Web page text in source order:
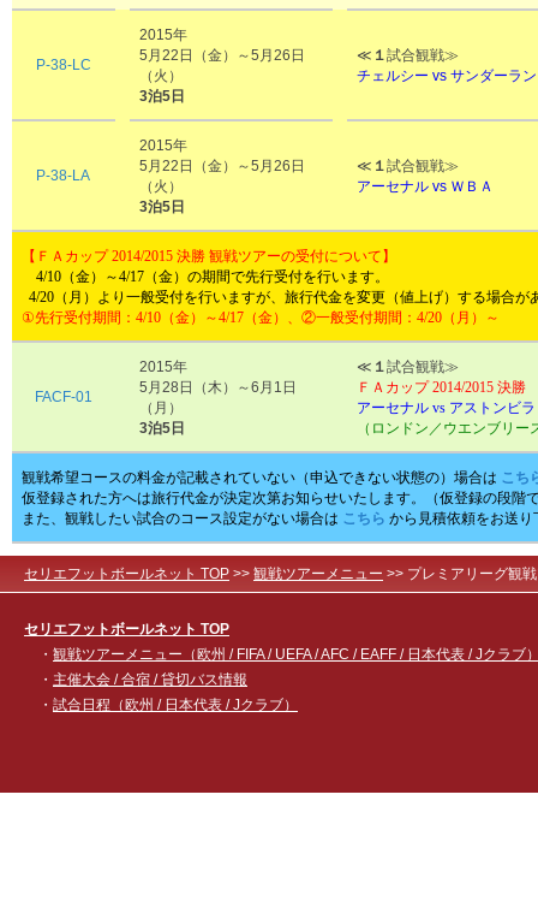
P-38-LC
2015年
5月22日（金）～5月26日
（火）
3泊5日
≪ １試合観戦≫
チェルシー vs サンダーラ
P-38-LA
2015年
5月22日（金）～5月26日
（火）
3泊5日
≪ １試合観戦≫
アーセナル vs ＷＢＡ
【 ＦＡカップ 2014/2015 決勝 観戦ツアーの受付について】
4/10（金）～4/17（金）の期間で先行受付を行います。
4/20（月）より一般受付を行いますが、旅行代金を変更（値上げ）する場合が
①先行受付期間：4/10（金）～4/17（金）、②一般受付期間：4/20（月）～
FACF-01
2015年
5月28日（木）～6月1日
（月）
3泊5日
≪ １試合観戦≫
ＦＡカップ 2014/2015 決勝
アーセナル vs アストンビラ
（ロンドン／ウエンブリー
観戦希望コースの料金が記載されていない（申込できない状態の）場合は こち
仮登録された方へは旅行代金が決定次第お知らせいたします。（仮登録の段階
また、観戦したい試合のコース設定がない場合は こちら から見積依頼をお送り
セリエフットボールネット TOP >> 観戦ツアーメニュー >> プレミアリーグ観
セリエフットボールネット TOP
・ 観戦ツアーメニュー（欧州 / FIFA / UEFA / AFC / EAFF / 日本代表 / Jクラブ
・ 主催大会 / 合宿 / 貸切バス情報
・ 試合日程（欧州 / 日本代表 / Jクラブ）